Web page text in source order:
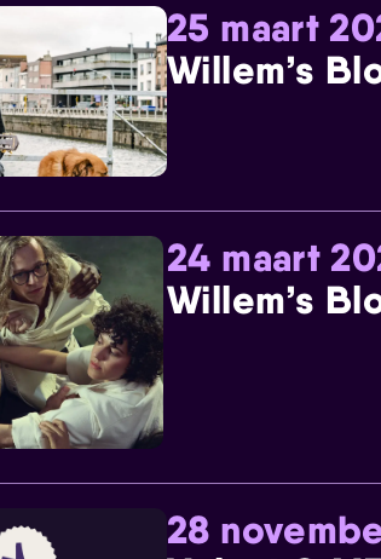
25 maart
Willem’s
24 maart
Willem’s
28